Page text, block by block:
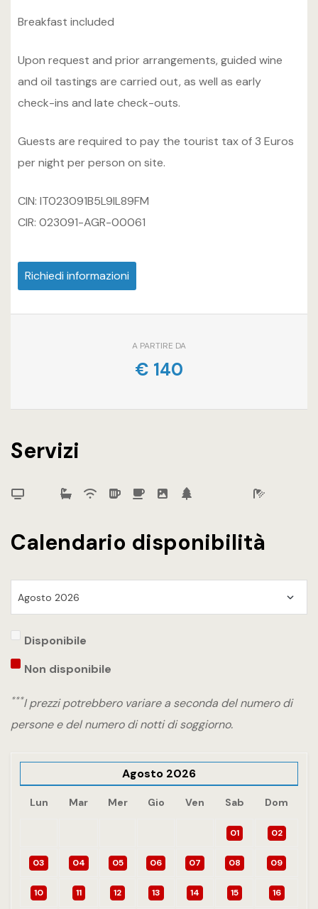
Breakfast included
Upon request and prior arrangements, guided wine
and oil tastings are carried out, as well as early
check-ins and late check-outs.
Guests are required to pay the tourist tax of 3 Euros
per night per person on site.
CIN: IT023091B5L9IL89FM
CIR: 023091-AGR-00061
Richiedi informazioni
A PARTIRE DA
€ 140
Servizi
Calendario disponibilità
Disponibile
Non disponibile
***I prezzi potrebbero variare a seconda del numero di
persone e del numero di notti di soggiorno.
Agosto 2026
Lun Mar Mer Gio Ven Sab Dom
01 02
03 04 05 06 07 08 09
10 11 12 13 14 15 16